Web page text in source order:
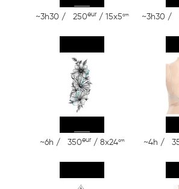
~3h30 / 250eur / 15x5cm ~3h30 /
~6h / 350eur / 8x24cm ~4h /